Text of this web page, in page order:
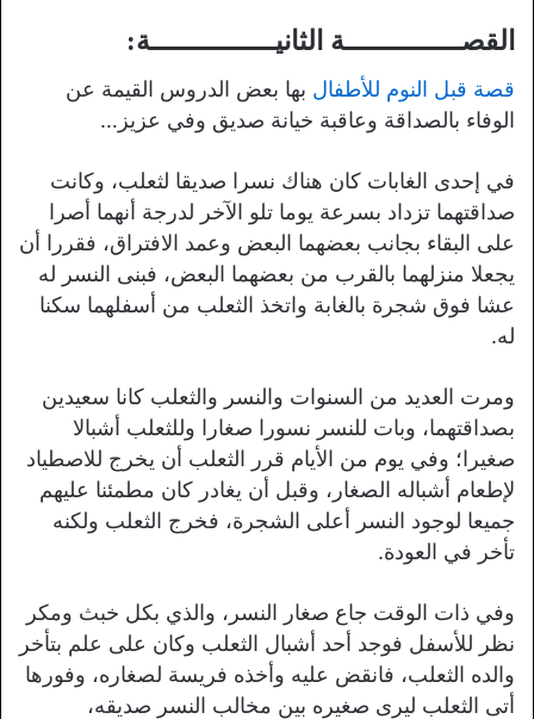
القصــــــــــــــة الثانيـــــــــــــــة:
قصة قبل النوم للأطفال بها بعض الدروس القيمة عن
الوفاء بالصداقة وعاقبة خيانة صديق وفي عزيز…
في إحدى الغابات كان هناك نسرا صديقا لثعلب، وكانت
صداقتهما تزداد بسرعة يوما تلو الآخر لدرجة أنهما أصرا
على البقاء بجانب بعضهما البعض وعمد الافتراق، فقررا أن
يجعلا منزلهما بالقرب من بعضهما البعض، فبنى النسر له
عشا فوق شجرة بالغابة واتخذ الثعلب من أسفلهما سكنا
له.
ومرت العديد من السنوات والنسر والثعلب كانا سعيدين
بصداقتهما، وبات للنسر نسورا صغارا وللثعلب أشبالا
صغيرا؛ وفي يوم من الأيام قرر الثعلب أن يخرج للاصطياد
لإطعام أشباله الصغار، وقبل أن يغادر كان مطمئنا عليهم
جميعا لوجود النسر أعلى الشجرة، فخرج الثعلب ولكنه
تأخر في العودة.
وفي ذات الوقت جاع صغار النسر، والذي بكل خبث ومكر
نظر للأسفل فوجد أحد أشبال الثعلب وكان على علم بتأخر
والده الثعلب، فانقض عليه وأخذه فريسة لصغاره، وفورها
أتى الثعلب ليرى صغيره بين مخالب النسر صديقه،